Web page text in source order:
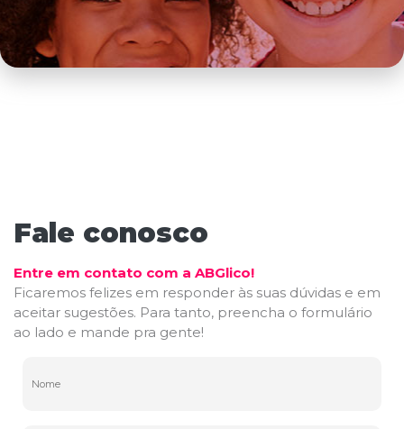
Fale conosco
Entre em contato com a ABGlico!
Ficaremos felizes em responder às suas dúvidas e em
aceitar sugestões. Para tanto, preencha o formulário
ao lado e mande pra gente!